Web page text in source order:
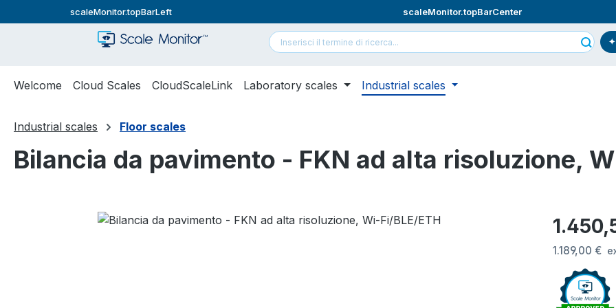
al contenuto principale
Salta alla ricerca
Passa alla navigazione principale
scaleMonitor.topBarLeft scaleMonitor.topBarCenter
Welcome Cloud Scales CloudScaleLink Laboratory scales Industrial scales
Industrial scales Floor scales
Bilancia da pavimento - FKN ad alta risoluzione,
Prezzo
1.189,00 €